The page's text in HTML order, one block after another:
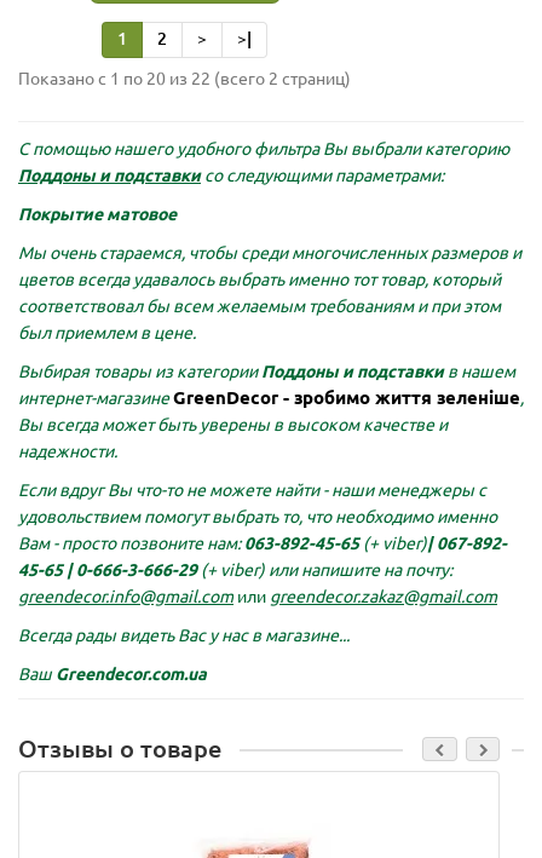
1 2 > >|
Показано с 1 по 20 из 22 (всего 2 страниц)
С помощью нашего удобного фильтра Вы выбрали категорию
Поддоны и подставкисо следующими параметрами:
Покрытие матовое
Мы очень стараемся, чтобы среди многочисленных размеров и
цветов всегда удавалось выбрать именно тот товар, который
соответствовал бы всем желаемым требованиям и при этом
был приемлем в цене.
Выбирая товары из категорииПоддоны и подставкив нашем
интернет-магазинеGreenDecor - зробимо життя зеленіше,
Вы всегда может быть уверены в высоком качестве и
надежности.
Если вдруг Вы что-то не можете найти - наши менеджеры с
удовольствием помогут выбрать то, что необходимо именно
Вам - просто позвоните нам:063-892-45-65(+ viber)|067-892-
45-65 | 0-666-3-666-29(+ viber) или напишите на почту:
greendecor.info@gmail.com или greendecor.zakaz@gmail.com
Всегда рады видеть Вас у нас в магазине...
Ваш Greendecor.com.ua
Отзывы о товаре